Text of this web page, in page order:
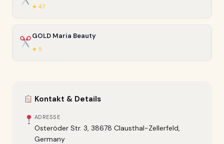
★ 4.7
GOLD Maria Beauty
★ 5
Kontakt & Details
ADRESSE
Osteröder Str. 3, 38678 Clausthal-Zellerfeld,
Germany